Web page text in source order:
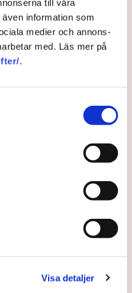
till våra
information som
medier och annons-
med. Läs mer på
.
Visa detaljer
så höga
höga nivåer i